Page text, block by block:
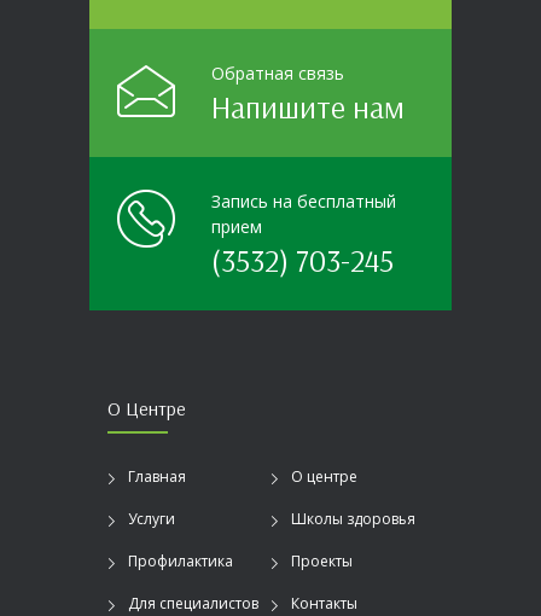
Обратная связь
Напишите нам
Запись на бесплатный
прием
(3532) 703-245
О Центре
Главная О центре
Услуги Школы здоровья
Профилактика Проекты
Для специалистов Контакты